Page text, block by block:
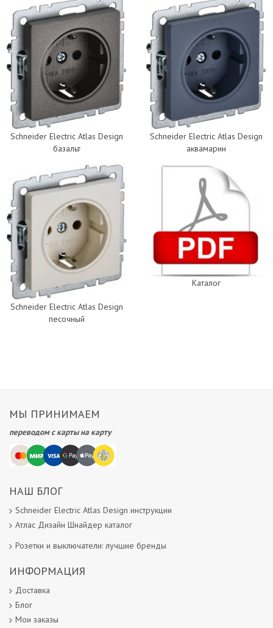
Schneider Electric Atlas Design
базальт
Schneider Electric Atlas Design
аквамарин
Schneider Electric Atlas Design
песочный
Каталог
МЫ ПРИНИМАЕМ
переводом с карты на карту
НАШ БЛОГ
Schneider Electric Atlas Design инструкции
Атлас Дизайн Шнайдер каталог
Розетки и выключатели: лучшие бренды
ИНФОРМАЦИЯ
Доставка
Блог
Мои заказы